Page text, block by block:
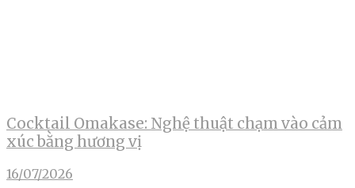
Cocktail Omakase: Nghệ thuật chạm vào cảm
xúc bằng hương vị
16/07/2026